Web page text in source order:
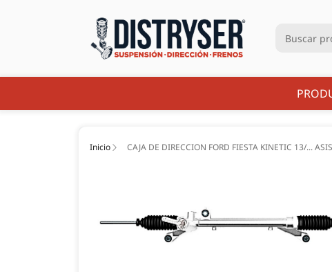
Inicio CAJA DE DIRECCION FORD FIESTA KINETIC 13/...